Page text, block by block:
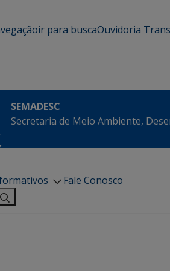
ir para buscaOuvidoria
SEMADESC
Secretaria de Meio Ambiente,
Fale Conosco